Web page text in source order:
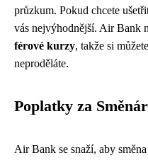
průzkum. Pokud chcete
vás nejvýhodnější. Air Bank
férové kurzy, takže si
neproděláte.
Poplatky za
Air Bank se snaží, aby